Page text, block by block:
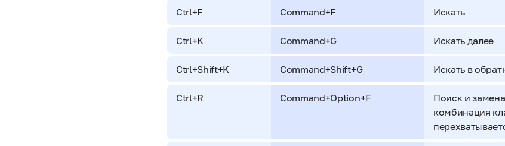
Ctrl+F Command+F Искать
Ctrl+K Command+G Искать далее
Ctrl+Shift+K Command+Shift+G Искать в
Ctrl+R Command+Option+F
Поиск и
комбинация